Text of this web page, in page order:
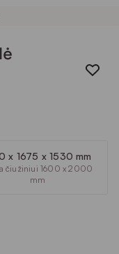
x 1675 x 1530 mm
čiužiniui 1600 x 2000
mm